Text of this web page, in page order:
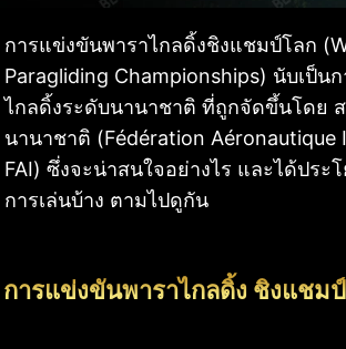
การแข่งขันพาราไกลดิ้งชิงแชมป์โลก
Paragliding Championships) นับเป็น
ไกลดิ้งระดับนานาชาติ ที่ถูกจัดขึ้นโดย
นานาชาติ (Fédération Aéronautique
FAI) ซึ่งจะน่าสนใจอย่างไร และได้ประ
การเล่นบ้าง ตามไปดูกัน
การแข่งขันพาราไกลดิ้ง ชิงแชม